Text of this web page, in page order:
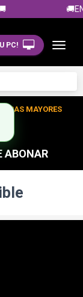
PC!
MAYORES
ABONAR